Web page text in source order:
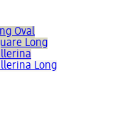
Oval
Long
Long